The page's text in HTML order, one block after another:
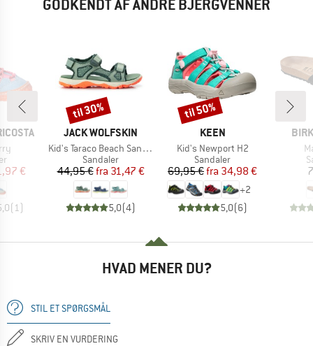
GODKENDT AF ANDRE BJERGVENNER
pris
€
(1)
MÆRKE
JACK WOLFSKIN
Artikel
Kid's Taraco Beach Sandal
Produktgruppe
Sandaler
Pris
44,95 € Nedsat pris
fra 31,47 €
5,0(4)
Rabat
til 30%
MÆRKE
KEEN
Artikel
Kid's Newport H2
Produktgruppe
Sandaler
Pris
69,95 € Nedsat pris
fra 34,98 €
+2
5,0(6)
Rabat
til 50%
HVAD MENER DU?
STIL ET SPØRGSMÅL
SKRIV EN VURDERING